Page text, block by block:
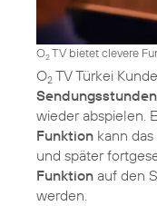
O2TV bietet clevere
O2 TV Türkei
wieder abspielen.
Funktion kann
und später
Funktion auf den
werden.